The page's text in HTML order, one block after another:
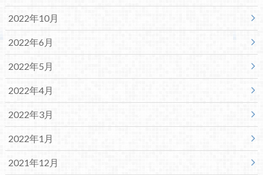
2022年10月
2022年6月
2022年5月
2022年4月
2022年3月
2022年1月
2021年12月